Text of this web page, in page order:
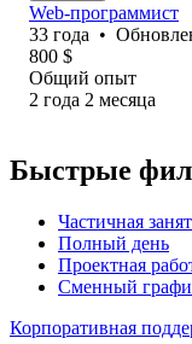
Web-программист
33 года •
800 $
Общий опыт
2 года 2 месяца
Быстрые
Частичная
Полный день
Проектная
Сменный
Корпоративная